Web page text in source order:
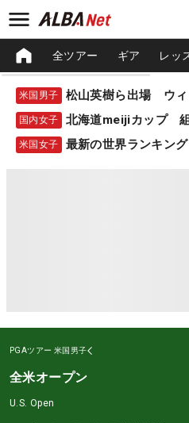
全ツアー ギア レッ
米国男子 松山英樹ら出場 ウィ
国内女子 北海道meijiカップ
米国女子 最新の世界ランキング
PGAツアー 米国男子
全米オープン
U.S. Open